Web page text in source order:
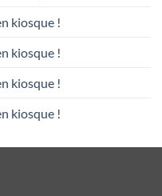
kiosque !
kiosque !
kiosque !
kiosque !